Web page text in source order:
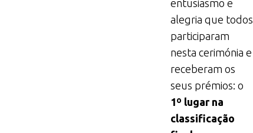
entusiasmo e
alegria que todos
participaram
nesta cerimónia e
receberam os
seus prémios: o
1º lugar na
classificação